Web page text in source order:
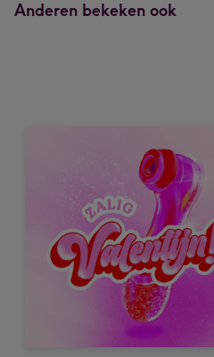
Anderen bekeken ook